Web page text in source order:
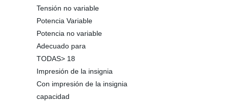
Tensión no variable
Potencia Variable
Potencia no variable
Adecuado para
TODAS> 18
Impresión de la insignia
Con impresión de la insignia
capacidad